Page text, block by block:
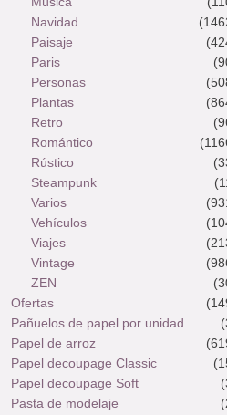
Navidad
Paisaje
Paris
Personas
Plantas
Retro
Romántico
Rústico
Steampunk
Varios
Vehículos
Viajes
Vintage
ZEN
Ofertas
Pañuelos de papel por unidad
Papel de arroz
Papel decoupage Classic
Papel decoupage Soft
Pasta de modelaje